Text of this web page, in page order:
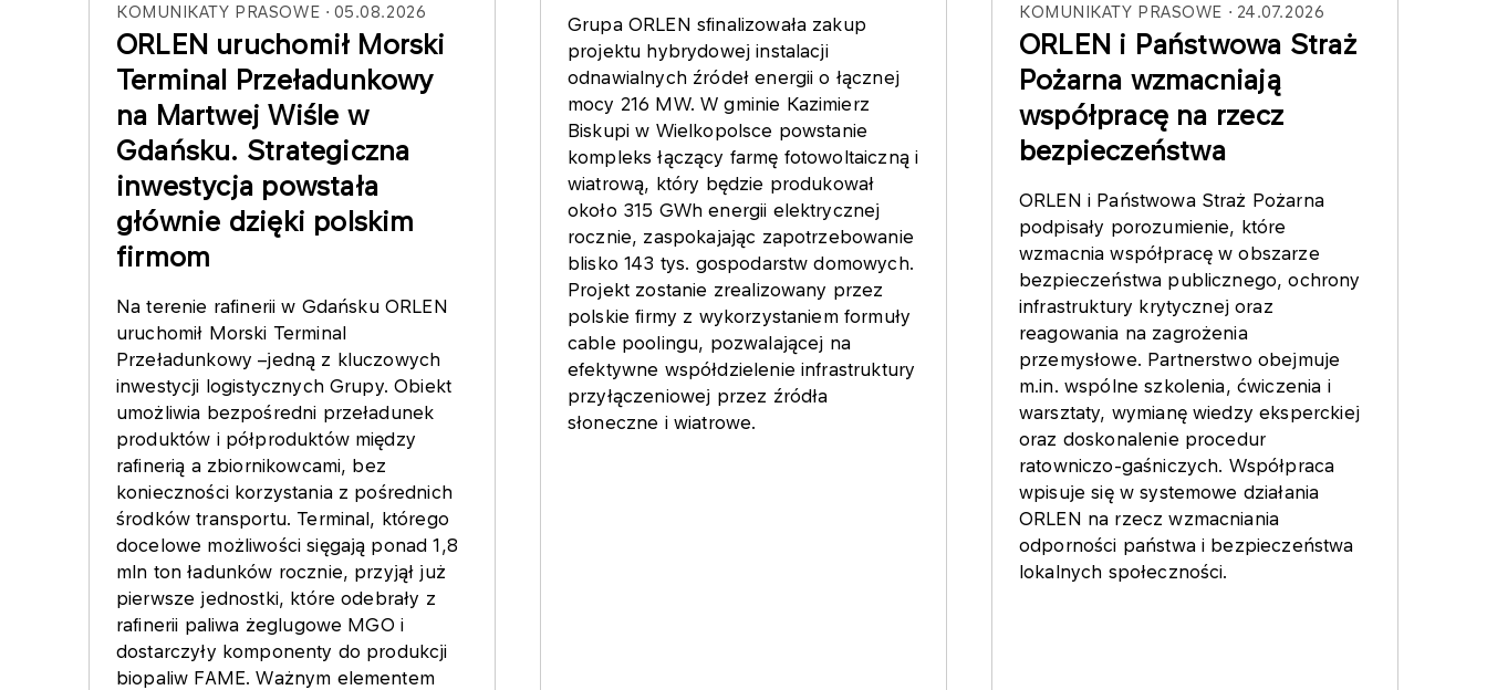
KOMUNIKATY PRASOWE 05.08.2026
ORLEN uruchomił Morski
Terminal Przeładunkowy
na Martwej Wiśle w
Gdańsku. Strategiczna
inwestycja powstała
głównie dzięki polskim
firmom
Na terenie rafinerii w Gdańsku ORLEN
uruchomił Morski Terminal
Przeładunkowy –jedną z kluczowych
inwestycji logistycznych Grupy. Obiekt
umożliwia bezpośredni przeładunek
produktów i półproduktów między
rafinerią a zbiornikowcami, bez
konieczności korzystania z pośrednich
środków transportu. Terminal, którego
docelowe możliwości sięgają ponad 1,8
mln ton ładunków rocznie, przyjął już
pierwsze jednostki, które odebrały z
rafinerii paliwa żeglugowe MGO i
dostarczyły komponenty do produkcji
biopaliw FAME. Ważnym elementem
Grupa ORLEN sfinalizowała zakup
projektu hybrydowej instalacji
odnawialnych źródeł energii o łącznej
mocy 216 MW. W gminie Kazimierz
Biskupi w Wielkopolsce powstanie
kompleks łączący farmę fotowoltaiczną i
wiatrową, który będzie produkował
około 315 GWh energii elektrycznej
rocznie, zaspokajając zapotrzebowanie
blisko 143 tys. gospodarstw domowych.
Projekt zostanie zrealizowany przez
polskie firmy z wykorzystaniem formuły
cable poolingu, pozwalającej na
efektywne współdzielenie infrastruktury
przyłączeniowej przez źródła
słoneczne i wiatrowe.
KOMUNIKATY PRASOWE 24.07.2026
ORLEN i Państwowa Straż
Pożarna wzmacniają
współpracę na rzecz
bezpieczeństwa
ORLEN i Państwowa Straż Pożarna
podpisały porozumienie, które
wzmacnia współpracę w obszarze
bezpieczeństwa publicznego, ochrony
infrastruktury krytycznej oraz
reagowania na zagrożenia
przemysłowe. Partnerstwo obejmuje
m.in. wspólne szkolenia, ćwiczenia i
warsztaty, wymianę wiedzy eksperckiej
oraz doskonalenie procedur
ratowniczo-gaśniczych. Współpraca
wpisuje się w systemowe działania
ORLEN na rzecz wzmacniania
odporności państwa i bezpieczeństwa
lokalnych społeczności.